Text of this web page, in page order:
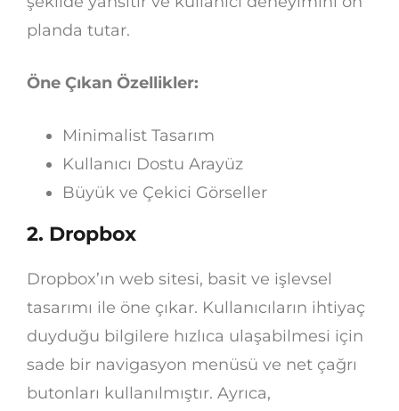
planda tutar.
Öne Çıkan Özellikler:
Minimalist Tasarım
Kullanıcı Dostu Arayüz
Büyük ve Çekici Görseller
2. Dropbox
Dropbox’ın web sitesi, basit ve işlevsel
tasarımı ile öne çıkar. Kullanıcıların ihtiyaç
duyduğu bilgilere hızlıca ulaşabilmesi için
sade bir navigasyon menüsü ve net çağrı
butonları kullanılmıştır. Ayrıca,